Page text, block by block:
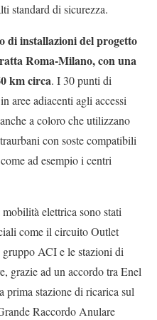
standard di sicurezza.
di installazioni del progetto
Roma-Milano, con una
km circa. I 30 punti di
aree adiacenti agli accessi
a coloro che utilizzano
con soste compatibili
ad esempio i centri
elettrica sono stati
come il circuito Outlet
ACI e le stazioni di
grazie ad un accordo tra Enel
prima stazione di ricarica sul
Raccordo Anulare